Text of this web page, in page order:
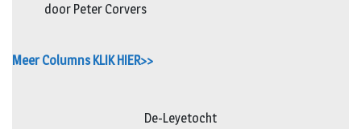
door Peter Corvers
Meer Columns KLIK HIER>>
De-Leyetocht